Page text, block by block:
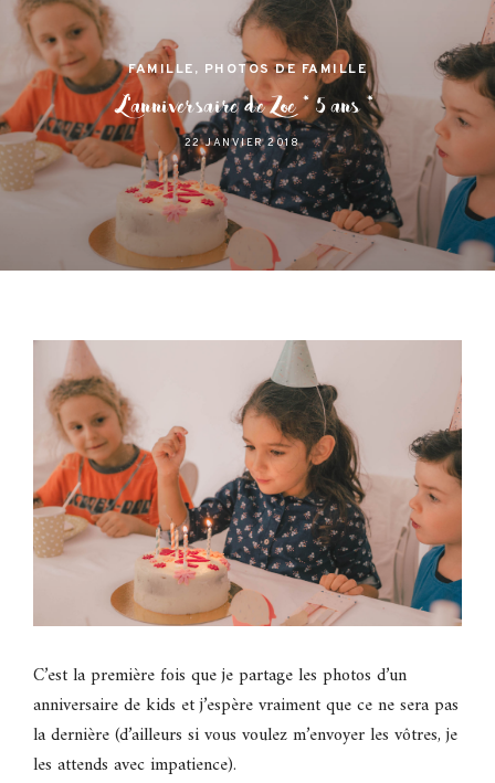
FAMILLE, PHOTOS DE FAMILLE
L’anniversaire de Zoe * 5 ans *
22 JANVIER 2018
C’est la première fois que je partage les photos d’un
anniversaire de kids et j’espère vraiment que ce ne sera pas
la dernière (d’ailleurs si vous voulez m’envoyer les vôtres, je
les attends avec impatience).